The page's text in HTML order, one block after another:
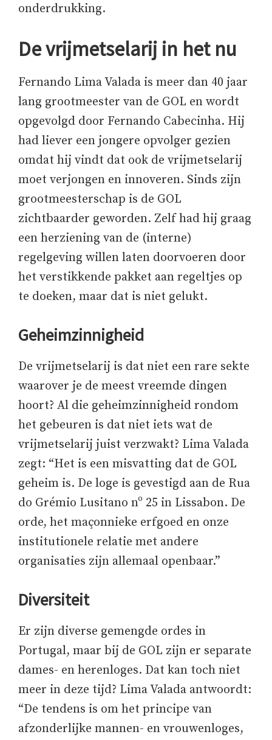
onderdrukking.
De vrijmetselarij in het nu
Fernando Lima Valada is meer dan 40 jaar
lang grootmeester van de GOL en wordt
opgevolgd door Fernando Cabecinha. Hij
had liever een jongere opvolger gezien
omdat hij vindt dat ook de vrijmetselarij
moet verjongen en innoveren. Sinds zijn
grootmeesterschap is de GOL
zichtbaarder geworden. Zelf had hij graag
een herziening van de (interne)
regelgeving willen laten doorvoeren door
het verstikkende pakket aan regeltjes op
te doeken, maar dat is niet gelukt.
Geheimzinnigheid
De vrijmetselarij is dat niet een rare sekte
waarover je de meest vreemde dingen
hoort? Al die geheimzinnigheid rondom
het gebeuren is dat niet iets wat de
vrijmetselarij juist verzwakt? Lima Valada
zegt: “Het is een misvatting dat de GOL
geheim is. De loge is gevestigd aan de Rua
do Grémio Lusitano nº 25 in Lissabon. De
orde, het maçonnieke erfgoed en onze
institutionele relatie met andere
organisaties zijn allemaal openbaar.”
Diversiteit
Er zijn diverse gemengde ordes in
Portugal, maar bij de GOL zijn er separate
dames- en herenloges. Dat kan toch niet
meer in deze tijd? Lima Valada antwoordt:
“De tendens is om het principe van
afzonderlijke mannen- en vrouwenloges,